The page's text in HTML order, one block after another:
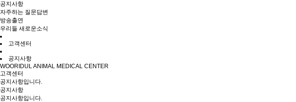
공지사항
자주하는 질문답변
방송출연
우리들 새로운소식
고객센터
공지사항
WOORIDUL ANIMAL MEDICAL CENTER
고객센터
공지사항입니다.
공지사항
공지사항입니다.